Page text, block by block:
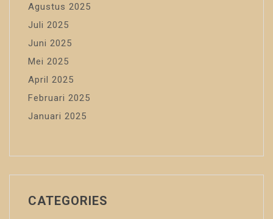
Agustus 2025
Juli 2025
Juni 2025
Mei 2025
April 2025
Februari 2025
Januari 2025
CATEGORIES